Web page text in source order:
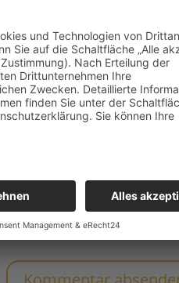
nächsten
Bestimmungenund